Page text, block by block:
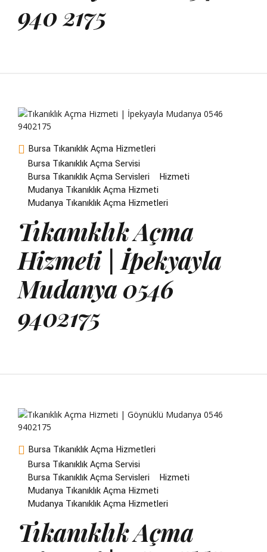
940 2175
Bursa Tıkanıklık Açma Hizmetleri
Bursa Tıkanıklık Açma Servisi
Bursa Tıkanıklık Açma Servisleri
Hizmeti
Mudanya Tıkanıklık Açma Hizmeti
Mudanya Tıkanıklık Açma Hizmetleri
Tıkanıklık Açma
Hizmeti | İpekyayla
Mudanya 0546
9402175
Bursa Tıkanıklık Açma Hizmetleri
Bursa Tıkanıklık Açma Servisi
Bursa Tıkanıklık Açma Servisleri
Hizmeti
Mudanya Tıkanıklık Açma Hizmeti
Mudanya Tıkanıklık Açma Hizmetleri
Tıkanıklık Açma